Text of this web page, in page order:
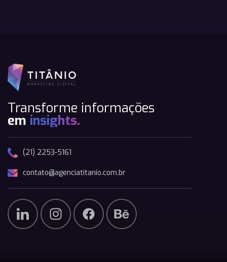
Transforme informações
em insights.
(21) 2253-5161
contato@agenciatitanio.com.br